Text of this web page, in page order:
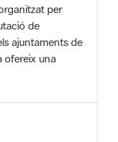
ofereix una